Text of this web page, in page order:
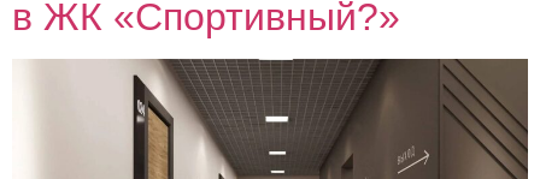
в ЖК «Спортивный?»